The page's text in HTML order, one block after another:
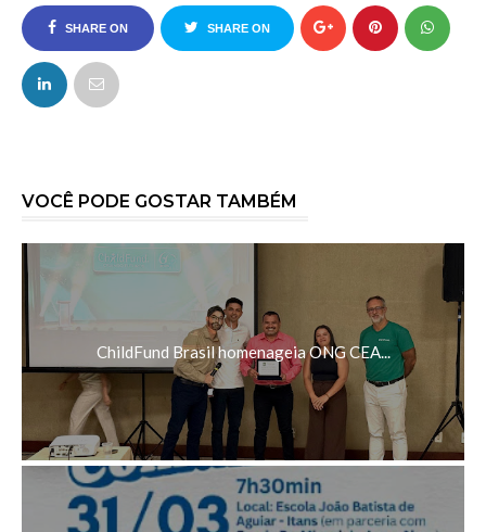
SHARE ON
FACEBOOK
SHARE ON
VOCÊ PODE GOSTAR TAMBÉM
ChildFund Brasil homenageia ONG CEA...